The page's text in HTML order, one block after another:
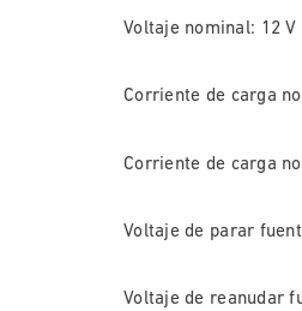
Voltaje nominal: 12 V
Corriente de carga
Corriente de carga
Voltaje de parar
Voltaje de reanudar